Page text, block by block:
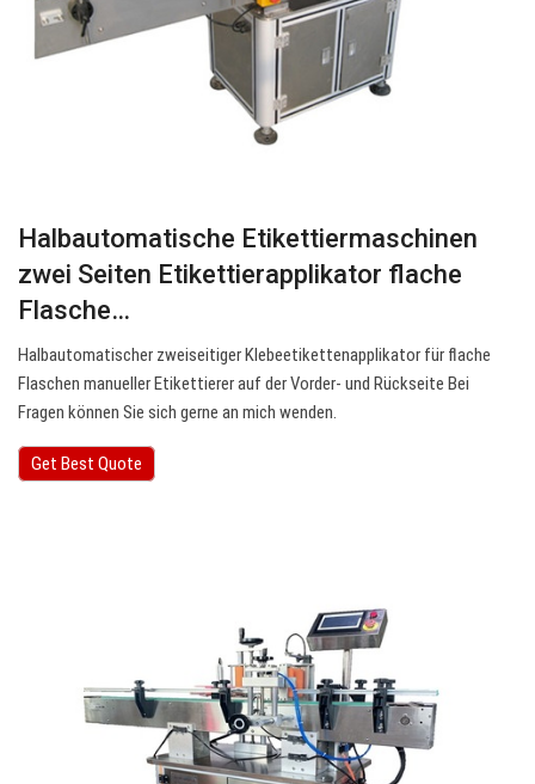
Halbautomatische Etikettiermaschinen
zwei Seiten Etikettierapplikator flache
Flasche…
Halbautomatischer zweiseitiger Klebeetikettenapplikator für flache
Flaschen manueller Etikettierer auf der Vorder- und Rückseite Bei
Fragen können Sie sich gerne an mich wenden.
Get Best Quote